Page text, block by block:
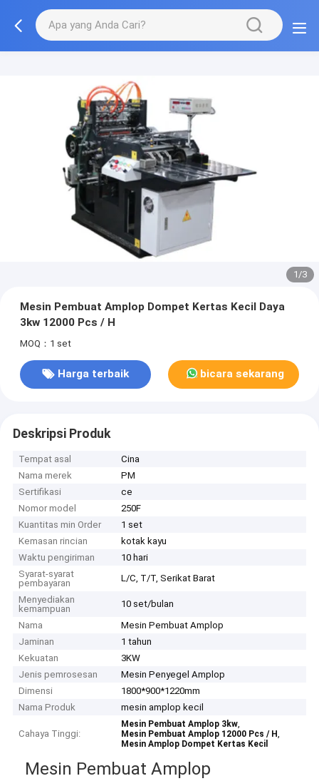
1/3
Mesin Pembuat Amplop Dompet Kertas Kecil Daya
3kw 12000 Pcs / H
MOQ：1 set
Harga terbaik bicara sekarang
Deskripsi Produk
Tempat asal
Cina
Nama merek
PM
Sertifikasi
ce
Nomor model
250F
Kuantitas min Order
1 set
Kemasan rincian
kotak kayu
Waktu pengiriman
10 hari
Syarat-syarat
pembayaran
L/C, T/T, Serikat Barat
Menyediakan
kemampuan
10 set/bulan
Nama
Mesin Pembuat Amplop
Jaminan
1 tahun
Kekuatan
3KW
Jenis pemrosesan
Mesin Penyegel Amplop
Dimensi
1800*900*1220mm
Nama Produk
mesin amplop kecil
Cahaya Tinggi:
Mesin Pembuat Amplop 3kw,
Mesin Pembuat Amplop 12000 Pcs / H,
Mesin Amplop Dompet Kertas Kecil
Mesin Pembuat Amplop